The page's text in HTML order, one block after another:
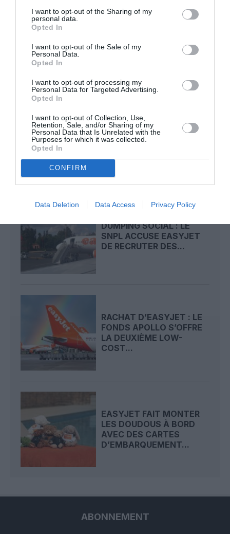
I want to opt-out of the Sharing of my
personal data.
Opted In
I want to opt-out of the Sale of my
Personal Data.
Opted In
I want to opt-out of processing my
Personal Data for Targeted Advertising.
Opted In
I want to opt-out of Collection, Use,
Retention, Sale, and/or Sharing of my
Personal Data that Is Unrelated with the
Purposes for which it was collected.
Opted In
CONFIRM
Data Deletion Data Access Privacy Policy
Tiloa commenté l'article :
Airbus A320neo et A350 : un défaut latent de bouton
Il s’est masturbé sur une passagère endormie : trois ans
de prison et interdiction de séjour en Thaïlande
easyjet Rennes
LIRE AUSSI
DUMPING SOCIAL : LE
SNPL ACCUSE EASYJET
DE RECRUTER DES...
RACHAT D’EASYJET : LE
FONDS APOLLO S’OFFRE
LA DEUXIÈME LOW-
COST...
EASYJET FAIT MONTER
LES DOUDOUS À BORD
AVEC DES CARTES
D’EMBARQUEMENT...
ABONNEMENT